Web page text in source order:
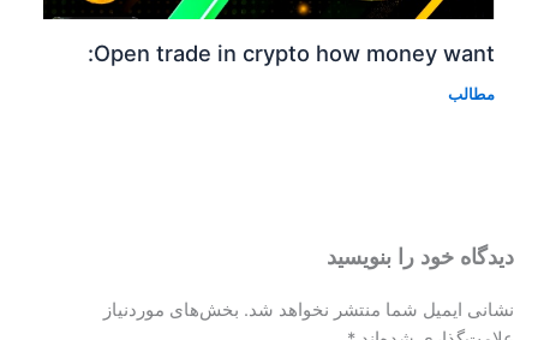
Open trade in crypto how money want:
مطالب
دیدگاه‌ خود را بنویسید
نشانی ایمیل شما منتشر نخواهد شد. بخش‌های موردنیاز